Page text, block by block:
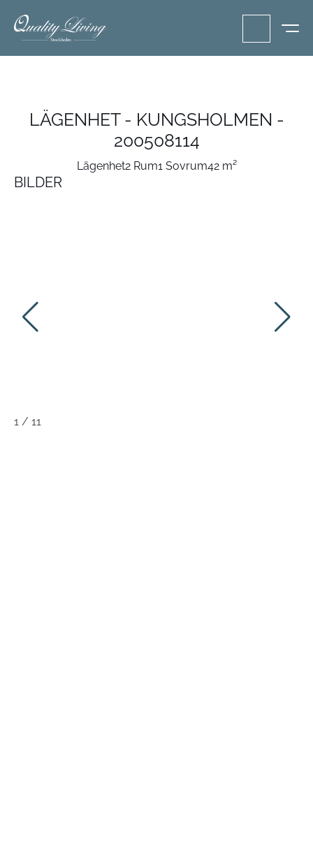
LÄGENHET - KUNGSHOLMEN -
200508114
Lägenhet2 Rum1 Sovrum42 m²
BILDER
1 / 11